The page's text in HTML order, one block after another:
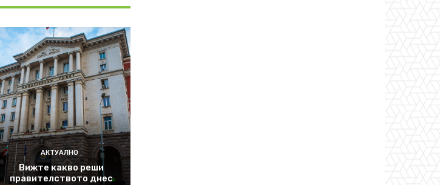
АКТУАЛНО
Вижте какво реши
правителството днес